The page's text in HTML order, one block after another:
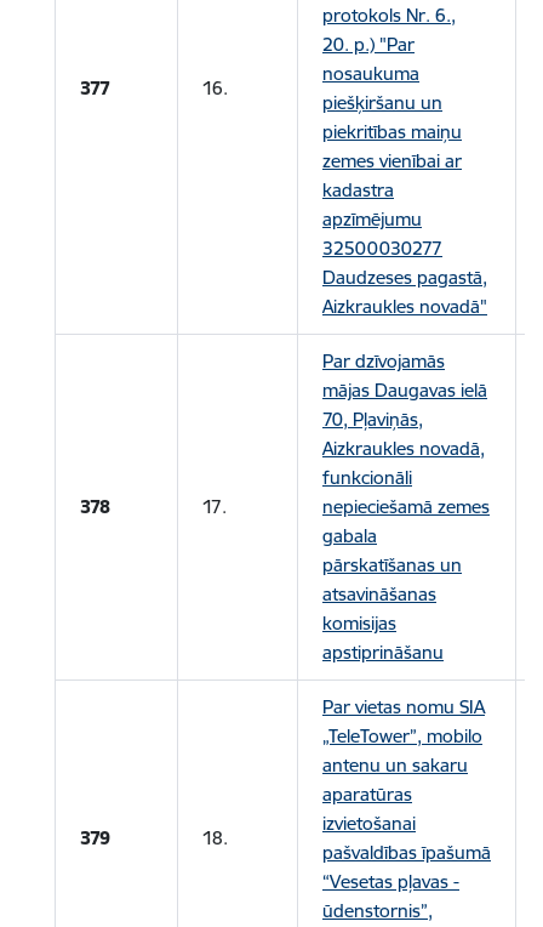
377 16.
protokols Nr. 6.,
20. p.) "Par
nosaukuma
piešķiršanu un
piekritības maiņu
zemes vienībai ar
kadastra
apzīmējumu
32500030277
Daudzeses pagastā,
Aizkraukles novadā"
378 17.
Par dzīvojamās
mājas Daugavas ielā
70, Pļaviņās,
Aizkraukles novadā,
funkcionāli
nepieciešamā zemes
gabala
pārskatīšanas un
atsavināšanas
komisijas
apstiprināšanu
379 18.
Par vietas nomu SIA
„TeleTower”, mobilo
antenu un sakaru
aparatūras
izvietošanai
pašvaldības īpašumā
“Vesetas pļavas -
ūdenstornis”,